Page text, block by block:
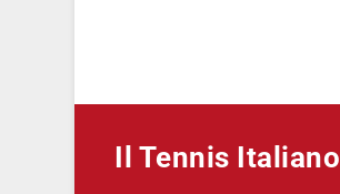
Il Tennis Italiano